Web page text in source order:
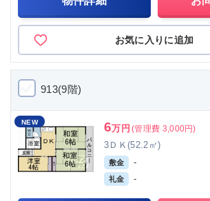
お気に入りに追加
913(9階)
NEW 6万円 (管理費 3,000円)
3ＤＫ(52.2㎡)
敷金 -
礼金 -